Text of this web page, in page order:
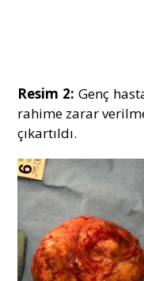
Resim 2: Genç
rahime zarar
çıkartıldı.